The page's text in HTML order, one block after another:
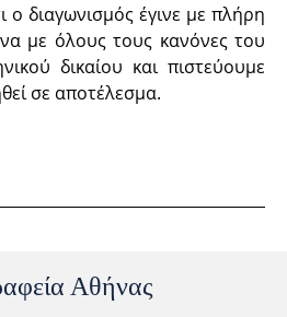
διαγωνισμός έγινε με πλήρη
με όλους τους κανόνες του
δικαίου και πιστεύουμε
σε αποτέλεσμα.
Αθήνας